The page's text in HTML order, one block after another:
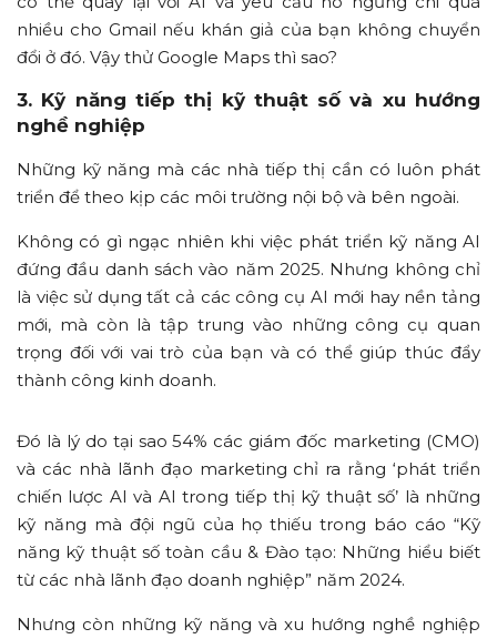
nhiều cho Gmail nếu khán giả của bạn không chuyển
đổi ở đó. Vậy thử Google Maps thì sao?
3. Kỹ năng tiếp thị kỹ thuật số và xu hướng
nghề nghiệp
Những kỹ năng mà các nhà tiếp thị cần có luôn phát
triển để theo kịp các môi trường nội bộ và bên ngoài.
Không có gì ngạc nhiên khi việc phát triển kỹ năng AI
đứng đầu danh sách vào năm 2025. Nhưng không chỉ
là việc sử dụng tất cả các công cụ AI mới hay nền tảng
mới, mà còn là tập trung vào những công cụ quan
trọng đối với vai trò của bạn và có thể giúp thúc đẩy
thành công kinh doanh.
Đó là lý do tại sao 54% các giám đốc marketing (CMO)
và các nhà lãnh đạo marketing chỉ ra rằng ‘phát triển
chiến lược AI và AI trong tiếp thị kỹ thuật số’ là những
kỹ năng mà đội ngũ của họ thiếu trong báo cáo “Kỹ
năng kỹ thuật số toàn cầu & Đào tạo: Những hiểu biết
từ các nhà lãnh đạo doanh nghiệp” năm 2024.
Nhưng còn những kỹ năng và xu hướng nghề nghiệp